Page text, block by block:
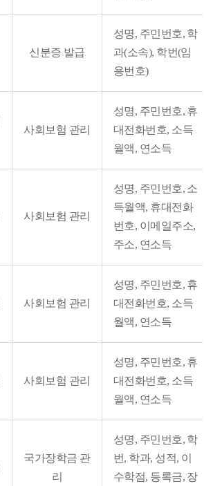
신분증 발급
성명, 주민번호, 학
과(소속), 학번(임
용번호)
사회보험 관리
성명, 주민번호, 휴
대전화번호, 소득
월액, 연소득
사회보험 관리
성명, 주민번호, 소
득월액, 휴대전화
번호, 이메일주소,
주소, 연소득
사회보험 관리
성명, 주민번호, 휴
대전화번호, 소득
월액, 연소득
사회보험 관리
성명, 주민번호, 휴
대전화번호, 소득
월액, 연소득
국가장학금 관
리
성명, 주민번호, 학
번, 학과, 성적, 이
수학점, 등록금, 장